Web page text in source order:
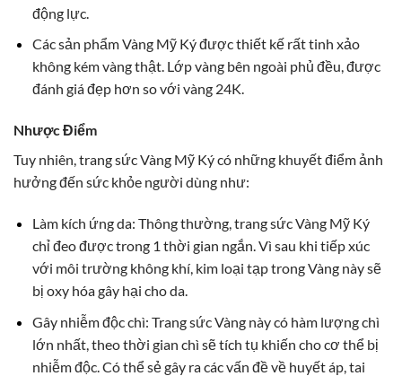
động lực.
Các sản phẩm Vàng Mỹ Ký được thiết kế rất tinh xảo
không kém vàng thật. Lớp vàng bên ngoài phủ đều, được
đánh giá đẹp hơn so với vàng 24K.
Nhược Điểm
Tuy nhiên, trang sức Vàng Mỹ Ký có những khuyết điểm ảnh
hưởng đến sức khỏe người dùng như:
Làm kích ứng da: Thông thường, trang sức Vàng Mỹ Ký
chỉ đeo được trong 1 thời gian ngắn. Vì sau khi tiếp xúc
với môi trường không khí, kim loại tạp trong Vàng này sẽ
bị oxy hóa gây hại cho da.
Gây nhiễm độc chì: Trang sức Vàng này có hàm lượng chì
lớn nhất, theo thời gian chì sẽ tích tụ khiến cho cơ thể bị
nhiễm độc. Có thể sẻ gây ra các vấn đề về huyết áp, tai